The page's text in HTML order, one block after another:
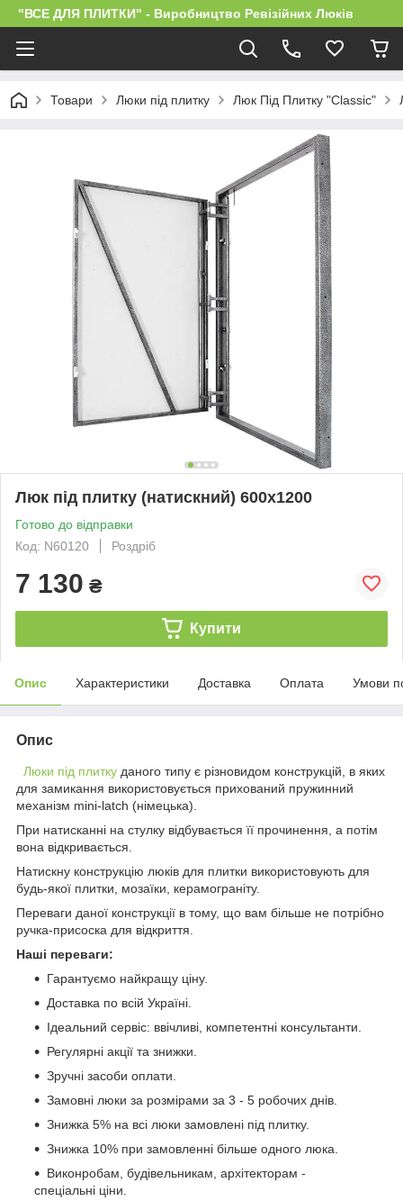
"ВСЕ ДЛЯ ПЛИТКИ" - Виробництво Ревізійних Люків
Товари Люки під плитку Люк Під Плитку "Classic"
Люк під плитку (натискний) 600х1200
Готово до відправки
Код: N60120
Роздріб
7 130 ₴
Купити
Опис Характеристики Доставка Оплата Умови
Опис
Люки під плитку даного типу є різновидом конструкцій, в яких
для замикання використовується прихований пружинний
механізм mini-latch (німецька).
При натисканні на стулку відбувається її прочинення, а потім
вона відкривається.
Натискну конструкцію люків для плитки використовують для
будь-якої плитки, мозаїки, керамограніту.
Переваги даної конструкції в тому, що вам більше не потрібно
ручка-присоска для відкриття.
Наші переваги:
Гарантуємо найкращу ціну.
Доставка по всій Україні.
Ідеальний сервіс: ввічливі, компетентні консультанти.
Регулярні акції та знижки.
Зручні засоби оплати.
Замовні люки за розмірами за 3 - 5 робочих днів.
Знижка 5% на всі люки замовлені під плитку.
Знижка 10% при замовленні більше одного люка.
Виконробам, будівельникам, архітекторам -
спеціальні ціни.